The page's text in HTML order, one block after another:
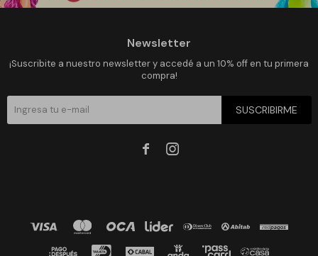
Newsletter
¡Suscribite a nuestro newsletter y accedé a un 10% off en tu primera
compra!
SUSCRIBIRME
 